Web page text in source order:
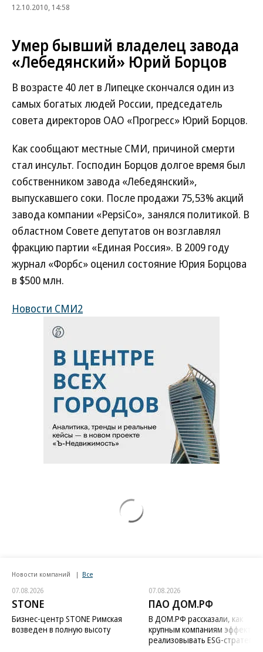
12.10.2010, 14:58
Умер бывший владелец завода
«Лебедянский» Юрий Борцов
В возрасте 40 лет в Липецке скончался один из
самых богатых людей России, председатель
совета директоров ОАО «Прогресс» Юрий Борцов.
Как сообщают местные СМИ, причиной смерти
стал инсульт. Господин Борцов долгое время был
собственником завода «Лебедянский»,
выпускавшего соки. После продажи 75,53% акций
завода компании «PepsiCo», занялся политикой. В
областном Совете депутатов он возглавлял
фракцию партии «Единая Россия». В 2009 году
журнал «Форбс» оценил состояние Юрия Борцова
в $500 млн.
Новости СМИ2
Новости компаний Все
07.08.2026
STONE
Бизнес-центр STONE Римская
возведен в полную высоту
07.08.2026
ПАО ДОМ.РФ
В ДОМ.РФ рассказали, как
крупным компаниям
реализовывать ESG-стратегию